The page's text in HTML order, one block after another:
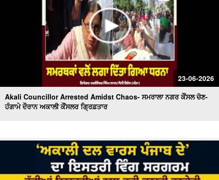
23-06-2026
Akali Councillor Arrested Amidst Chaos- ਸਮਰਾਲਾ ਨਗਰ ਕੌਂਸਲ ਚੋਣ-
ਹੰਗਾਮੇ ਦੌਰਾਨ ਅਕਾਲੀ ਕੌਂਸਲਰ ਗ੍ਰਿਫ਼ਤਾਰ